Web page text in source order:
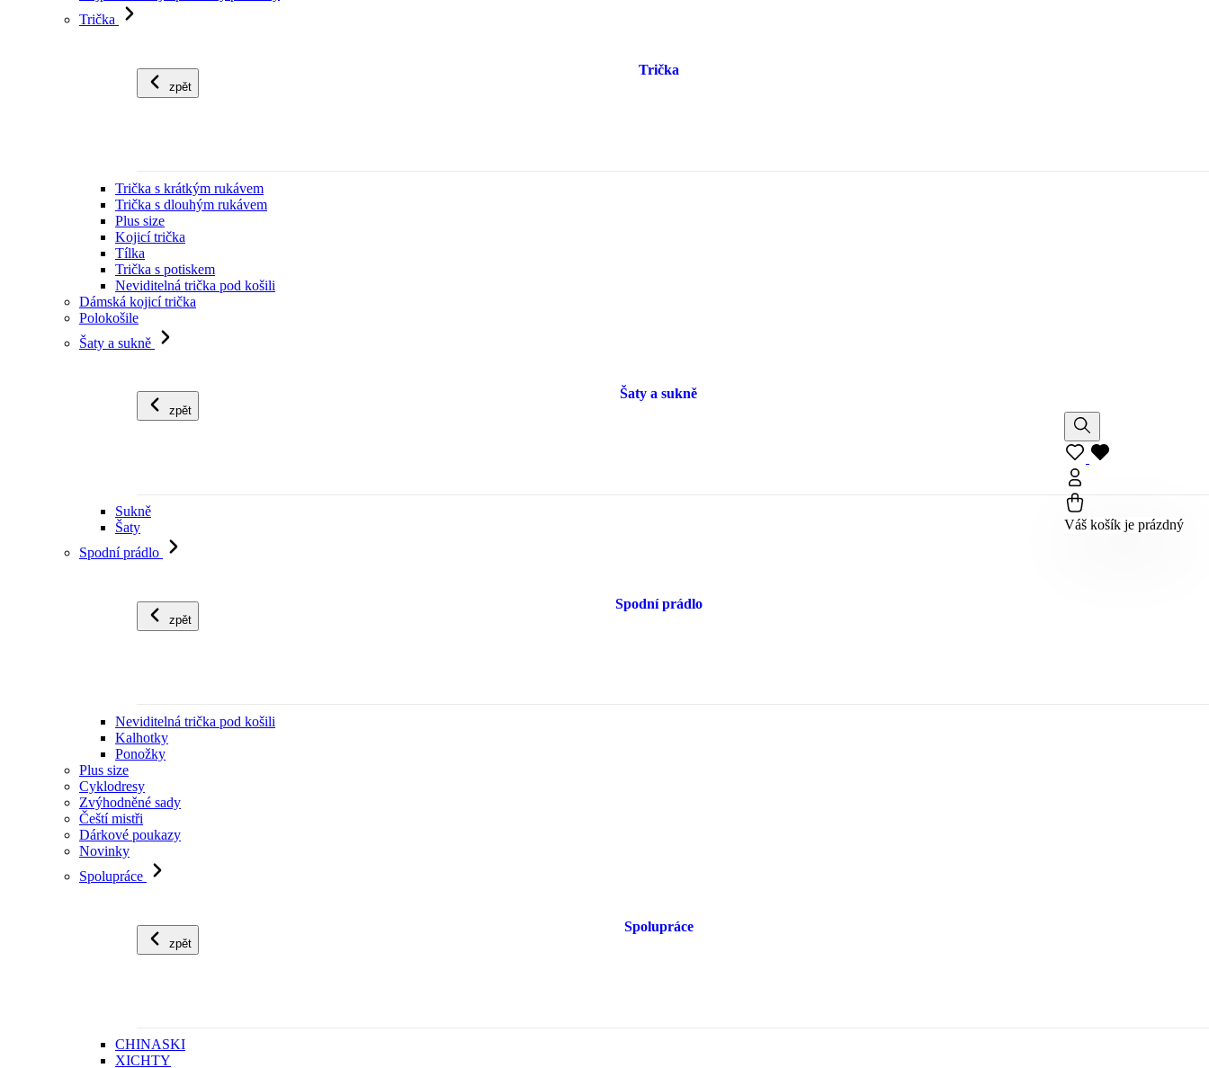
Trička
zpět
Trička
Trička s krátkým rukávem
Trička s dlouhým rukávem
Plus size
Kojicí trička
Tílka
Trička s potiskem
Neviditelná trička pod košili
Dámská kojicí trička
Polokošile
Šaty a sukně
zpět
Šaty a sukně
Sukně
Šaty
Spodní prádlo
zpět
Spodní prádlo
Neviditelná trička pod košili
Kalhotky
Ponožky
Plus size
Cyklodresy
Zvýhodněné sady
Čeští mistři
Dárkové poukazy
Novinky
Spolupráce
zpět
Spolupráce
CHINASKI
XICHTY
Váš košík je prázdný